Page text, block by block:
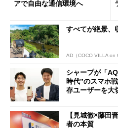
アで自由な通信環境へ
すべてが絶景、
AD（COCO VILLA on
シャープが「
時代”のスマホ
存ユーザーを大
【見城徹×藤田
者の本質